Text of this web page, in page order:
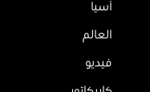
آسيا
العالم
فيديو